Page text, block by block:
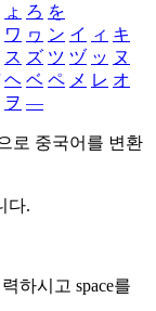
ょ ろ を
ワ ヮ ン イ ィ キ
ス ズ ツ ヅ ッ ヌ
ヘ ベ ペ メ レ オ
ヲ ―
로 중국어를 변환
다.
하시고 space를